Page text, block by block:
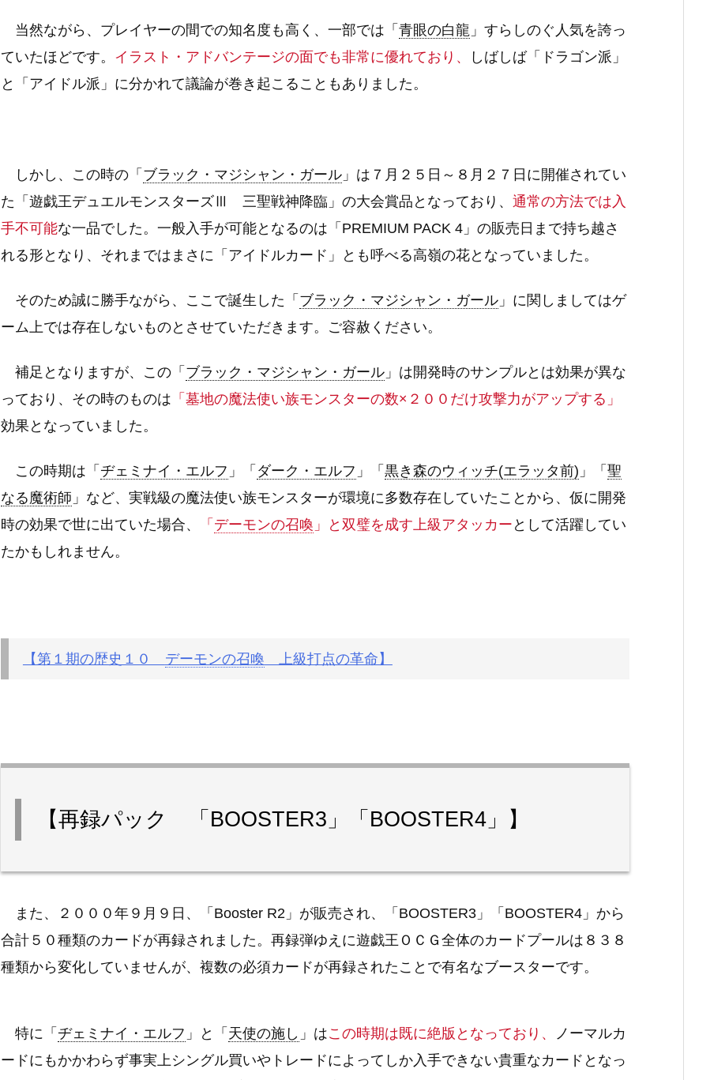
当然ながら、プレイヤーの間での知名度も高く、一部では「 青眼の白龍 」すらしのぐ人気を誇っ
ていたほどです。 イラスト・アドバンテージの面でも非常に優れており、
しばしば「ドラゴン派」
と「アイドル派」に分かれて議論が巻き起こることもありました。
しかし、この時の「 ブラック・マジシャン・ガール 」は７月２５日～８月２７日に開催されてい
た「遊戯王デュエルモンスターズⅢ 三聖戦神降臨」の大会賞品となっており、 通常の方法では入
手不可能な一品でした。一般入手が可能となるのは「PREMIUM PACK 4」の販売日まで持ち越さ
れる形となり、それまではまさに「アイドルカード」とも呼べる高嶺の花となっていました。
そのため誠に勝手ながら、ここで誕生した「 ブラック・マジシャン・ガール 」に関しましてはゲ
ーム上では存在しないものとさせていただきます。ご容赦ください。
補足となりますが、この「 ブラック・マジシャン・ガール 」は開発時のサンプルとは効果が異な
っており、その時のものは 「墓地の魔法使い族モンスターの数×２００だけ攻撃力がアップする」
効果となっていました。
この時期は「 ヂェミナイ・エルフ 」「 ダーク・エルフ 」「 黒き森のウィッチ(エラッタ前) 」「 聖
なる魔術師 」など、実戦級の魔法使い族モンスターが環境に多数存在していたことから、仮に開発
時の効果で世に出ていた場合、
「 デーモンの召喚 」と双璧を成す上級アタッカー として活躍してい
たかもしれません。
【第１期の歴史１０ デーモンの召喚 上級打点の革命】
【再録パック 「BOOSTER3」「BOOSTER4」】
また、２０００年９月９日、「Booster R2」が販売され、「BOOSTER3」「BOOSTER4」から
合計５０種類のカードが再録されました。再録弾ゆえに遊戯王ＯＣＧ全体のカードプールは８３８
種類から変化していませんが、複数の必須カードが再録されたことで有名なブースターです。
特に「 ヂェミナイ・エルフ 」と「 天使の施し 」はこの時期は既に絶版となっており、
ノーマルカ
ードにもかかわらず事実上シングル買いやトレードによってしか入手できない貴重なカードとなっ